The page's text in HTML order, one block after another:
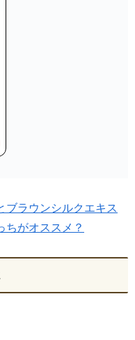
ブラウンシルクエキス
ちがオススメ？